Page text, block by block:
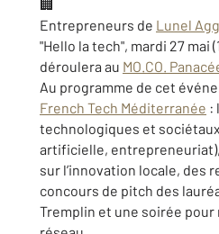
Entrepreneurs de Lunel
"Hello la tech", mardi 27 mai
déroulera au MO.CO.
Au programme de cet
French Tech Méditerranée :
technologiques et
artificielle,
sur l’innovation locale, des
concours de pitch des
Tremplin et une soirée